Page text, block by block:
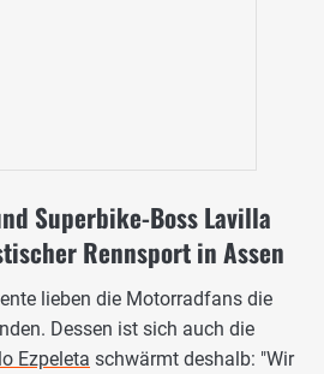
Superbike-Boss Lavilla
Rennsport in Assen
lieben die Motorradfans die
Dessen ist sich auch die
Ezpeleta schwärmt deshalb: "Wir